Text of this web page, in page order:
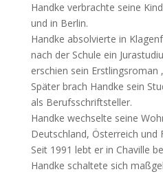
Handke verbrachte seine
und in Berlin.
Handke absolvierte in
nach der Schule ein
erschien sein Erstlingsroman
Später brach Handke sein
als Berufsschriftsteller.
Handke wechselte seine
Deutschland, Österreich und
Seit 1991 lebt er in Chaville
Handke schaltete sich